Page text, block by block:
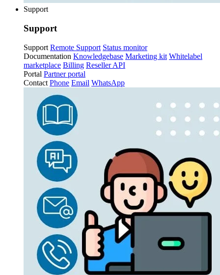
Support
Support
Support Remote Support Status monitor
Documentation Knowledgebase Marketing kit Whitelabel
marketplace Billing Reseller API
Portal Partner portal
Contact Phone Email WhatsApp